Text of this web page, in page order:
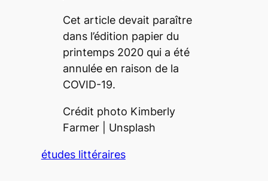
Cet article devait paraître
dans l’édition papier du
printemps 2020 qui a été
annulée en raison de la
COVID-19.
Crédit photo Kimberly
Farmer | Unsplash
études littéraires